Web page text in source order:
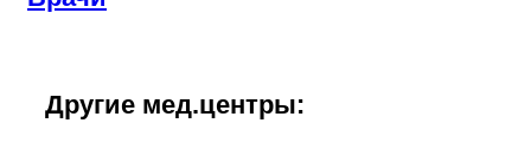
Другие мед.центры: